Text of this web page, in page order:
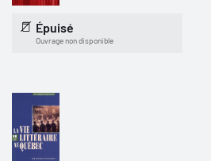
Épuisé
Ouvrage non disponible